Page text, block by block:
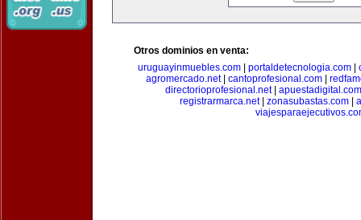
Otros dominios en venta:
uruguayinmuebles.com
portaldetecnologia.com
agromercado.net| cantoprofesional.com
directorioprofesional.net| apuestadigital.com
registrarmarca.net| zonasubastas.com|